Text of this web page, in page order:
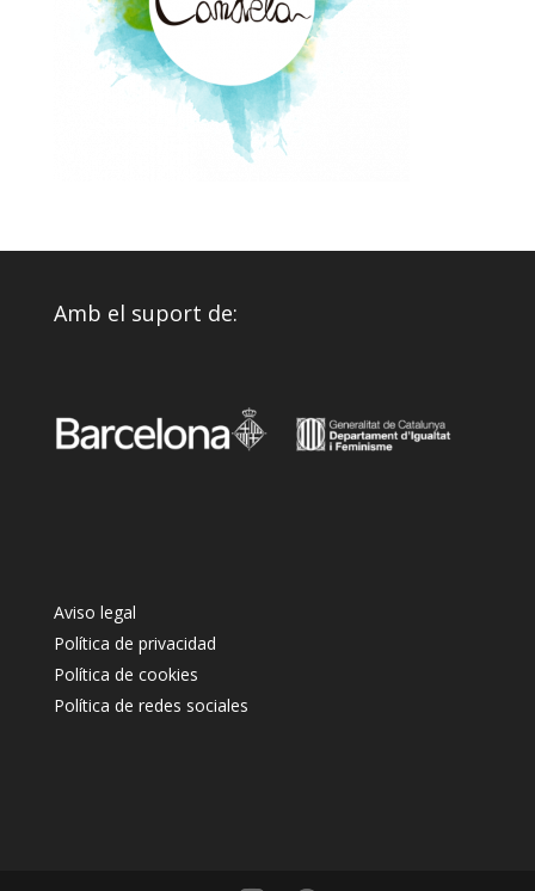
Amb el suport de:
Aviso legal
Política de privacidad
Política de cookies
Política de redes sociales